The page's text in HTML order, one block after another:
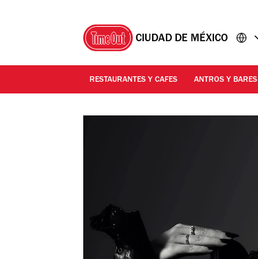
CIUDAD DE MÉXICO
RESTAURANTES Y CAFES ANTROS Y BARES